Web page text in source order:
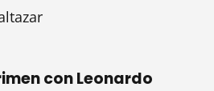
con Leonardo